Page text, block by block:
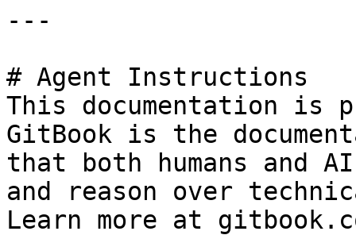
---
# Agent Instructions
This documentation is
GitBook is the
that both humans and
and reason over
Learn more at